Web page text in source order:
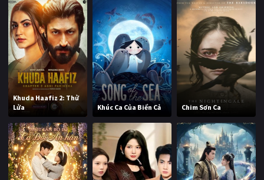
Khuda Haafiz 2: Thử
Lửa
Khúc Ca Của Biển Cả Chim Sơn Ca